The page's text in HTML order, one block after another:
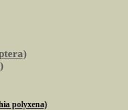
polyxena)